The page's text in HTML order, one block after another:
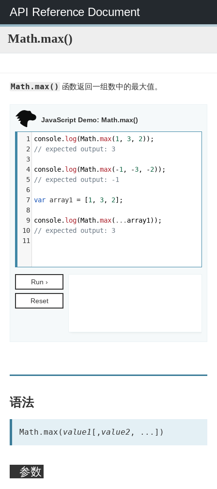
API Reference Document
Math.max()
考
准
置
Math.max() 函数返回一组数中的最大值。
语法
Math.max( value1 [, value2 , ...])
参数